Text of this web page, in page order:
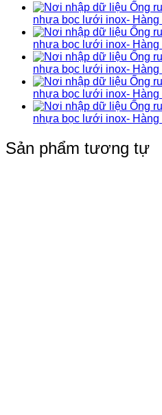
Ống
nhựa bọc lưới inox- Hàng
Ống
nhựa bọc lưới inox- Hàng
Ống
nhựa bọc lưới inox- Hàng
Ống
nhựa bọc lưới inox- Hàng
Ống
nhựa bọc lưới inox- Hàng
Sản phẩm tương tự